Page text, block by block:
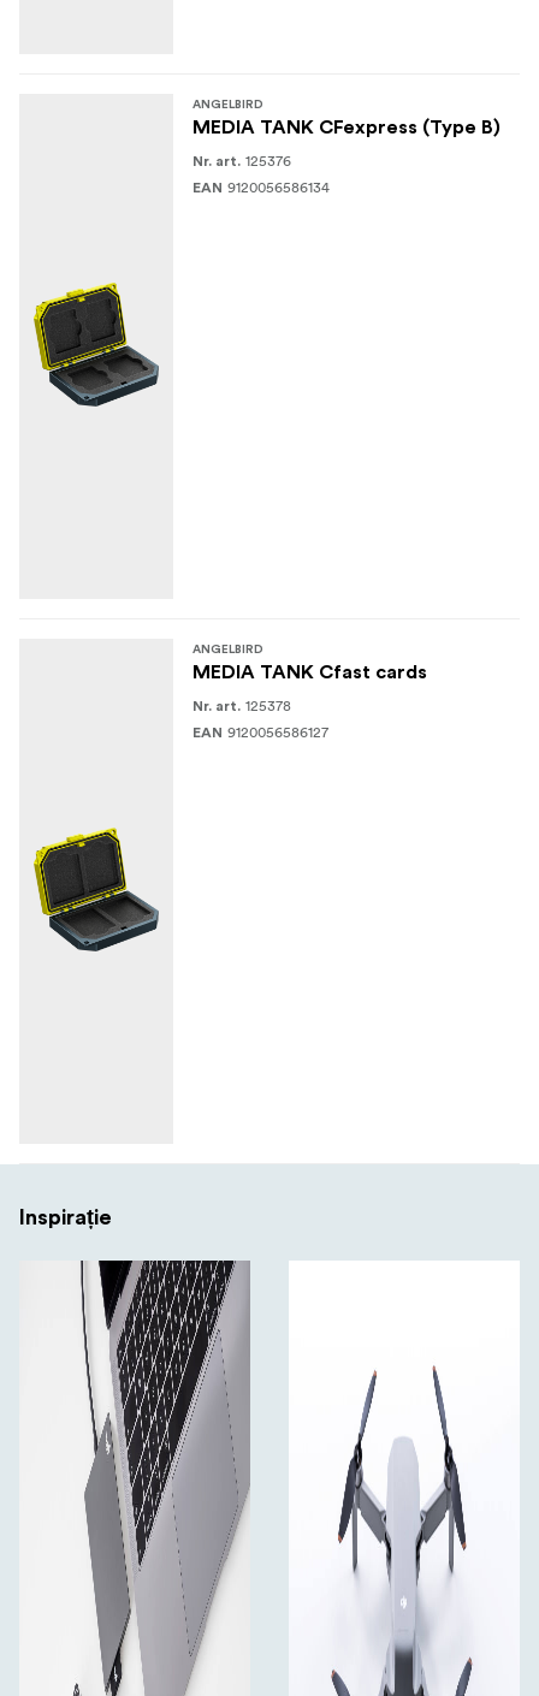
ANGELBIRD
MEDIA TANK CFexpress (Type B)
Nr. art. 125376
EAN 9120056586134
ANGELBIRD
MEDIA TANK Cfast cards
Nr. art. 125378
EAN 9120056586127
Inspirație